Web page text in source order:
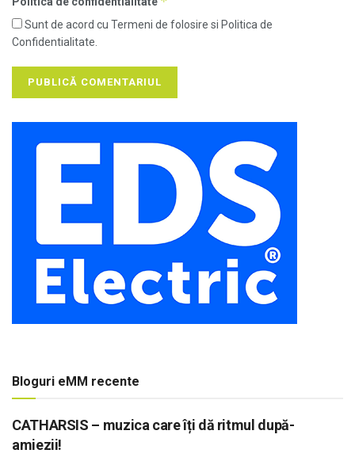
Sunt de acord cu Termeni de folosire si Politica de
Confidentialitate.
Bloguri eMM recente
CATHARSIS – muzica care îți dă ritmul după-
amiezii!